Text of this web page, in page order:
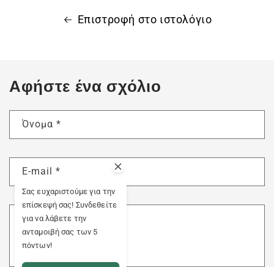
Επιστροφή στο ιστολόγιο
Αφήστε ένα σχόλιο
Όνομα *
E-mail *
Σχόλιο*
Σας ευχαριστούμε για την
επίσκεψή σας! Συνδεθείτε
για να λάβετε την
ανταμοιβή σας των 5
πόντων!